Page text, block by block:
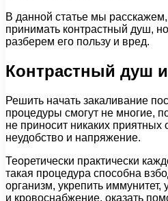
В данной статье мы
принимать контрастный душ,
разберем его пользу и вред.
Контрастный душ
Решить начать закаливание
процедуры смогут не многие,
не приносит никаких
неудобство и напряжение.
Теоретически практически
такая процедура способна
организм, укрепить иммунитет,
и кровоснабжение, оказать